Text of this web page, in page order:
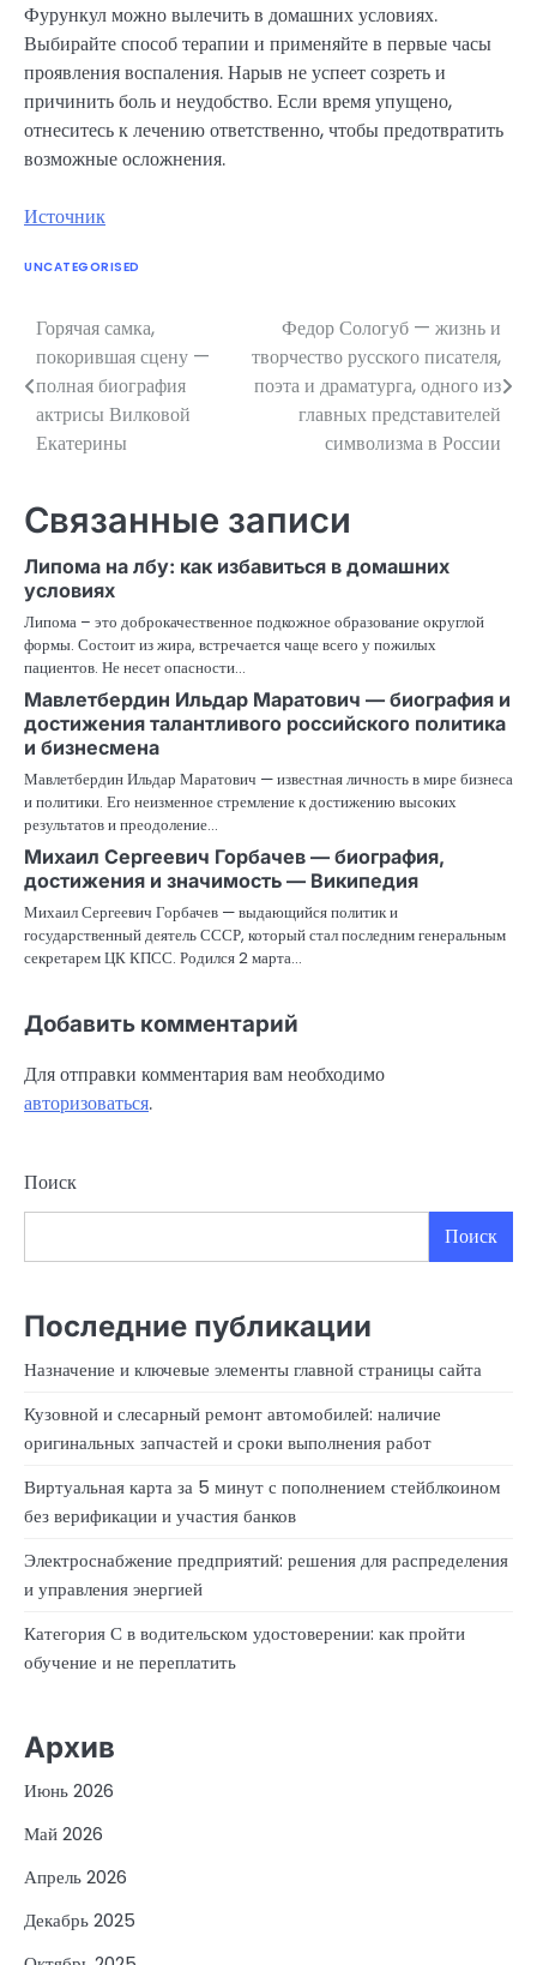
Фурункул можно вылечить в домашних условиях.
Выбирайте способ терапии и применяйте в первые часы
проявления воспаления. Нарыв не успеет созреть и
причинить боль и неудобство. Если время упущено,
отнеситесь к лечению ответственно, чтобы предотвратить
возможные осложнения.
Источник
UNCATEGORISED
Навигация
по
записям
Горячая самка,
покорившая сцену —
полная биография
актрисы Вилковой
Екатерины
Федор Сологуб — жизнь и
творчество русского писателя,
поэта и драматурга, одного из
главных представителей
символизма в России
Связанные записи
Липома на лбу: как избавиться в домашних
условиях
Липома – это доброкачественное подкожное образование округлой
формы. Состоит из жира, встречается чаще всего у пожилых
пациентов. Не несет опасности…
Мавлетбердин Ильдар Маратович — биография и
достижения талантливого российского политика
и бизнесмена
Мавлетбердин Ильдар Маратович — известная личность в мире бизнеса
и политики. Его неизменное стремление к достижению высоких
результатов и преодоление…
Михаил Сергеевич Горбачев — биография,
достижения и значимость — Википедия
Михаил Сергеевич Горбачев — выдающийся политик и
государственный деятель СССР, который стал последним генеральным
секретарем ЦК КПСС. Родился 2 марта…
Добавить комментарий
Для отправки комментария вам необходимо
авторизоваться.
Поиск
Поиск
Последние публикации
Назначение и ключевые элементы главной страницы сайта
Кузовной и слесарный ремонт автомобилей: наличие
оригинальных запчастей и сроки выполнения работ
Виртуальная карта за 5 минут с пополнением стейблкоином
без верификации и участия банков
Электроснабжение предприятий: решения для распределения
и управления энергией
Категория С в водительском удостоверении: как пройти
обучение и не переплатить
Архив
Июнь 2026
Май 2026
Апрель 2026
Декабрь 2025